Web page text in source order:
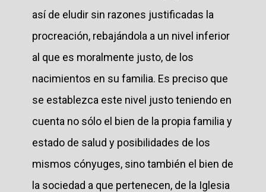
así de eludir sin razones justificadas la
procreación, rebajándola a un nivel inferior
al que es moralmente justo, de los
nacimientos en su familia. Es preciso que
se establezca este nivel justo teniendo en
cuenta no sólo el bien de la propia familia y
estado de salud y posibilidades de los
mismos cónyuges, sino también el bien de
la sociedad a que pertenecen, de la Iglesia